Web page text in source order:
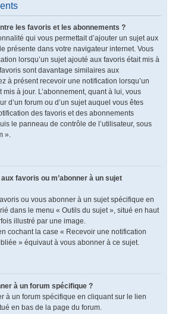
les favoris et les abonnements ?
qui vous permettait d’ajouter un sujet aux
présente dans votre navigateur internet. Vous
lorsqu’un sujet ajouté aux favoris était mis à
sont davantage similaires aux
à présent recevoir une notification lorsqu’un
à jour. L’abonnement, quant à lui, vous
d’un forum ou d’un sujet auquel vous êtes
des favoris et des abonnements
le panneau de contrôle de l’utilisateur, sous
».
favoris ou m’abonner à un sujet
ou vous abonner à un sujet spécifique en
dans le menu « Outils du sujet », situé en haut
illustré par une image.
cochant la case « Recevoir une notification
» équivaut à vous abonner à ce sujet.
à un forum spécifique ?
à un forum spécifique en cliquant sur le lien
en bas de la page du forum.